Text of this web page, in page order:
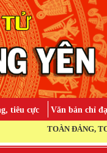
tiêu cực Văn bản chỉ
TOÀN DÂN, TOÀN QUÂN